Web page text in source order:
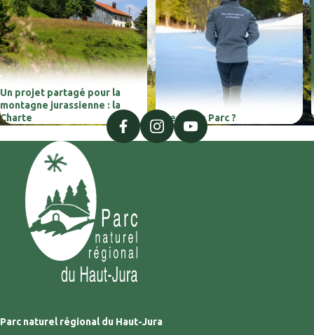
Un projet partagé pour la
montagne jurassienne : la
Charte
Que fait le Parc ?
facebookinstagramyoutube
Parc naturel régional du Haut-Jura